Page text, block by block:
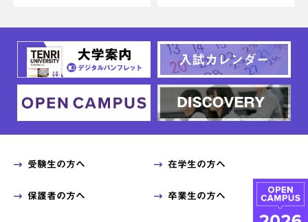
受験生の方へ 在学生の方へ
保護者の方へ 卒業生の方へ